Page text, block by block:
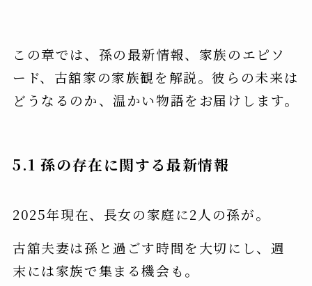
この章では、孫の最新情報、家族のエピソ
ード、古舘家の家族観を解説。彼らの未来は
どうなるのか、温かい物語をお届けします。
5.1 孫の存在に関する最新情報
2025年現在、長女の家庭に2人の孫が。
古舘夫妻は孫と過ごす時間を大切にし、週
末には家族で集まる機会も。